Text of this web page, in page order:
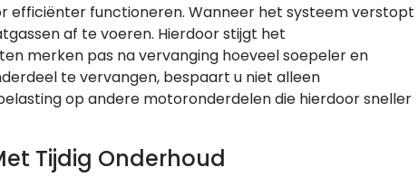
efficiënter functioneren. Wanneer het systeem verstopt
af te voeren. Hierdoor stijgt het
merken pas na vervanging hoeveel soepeler en
te vervangen, bespaart u niet alleen
op andere motoronderdelen die hierdoor sneller
Tijdig Onderhoud